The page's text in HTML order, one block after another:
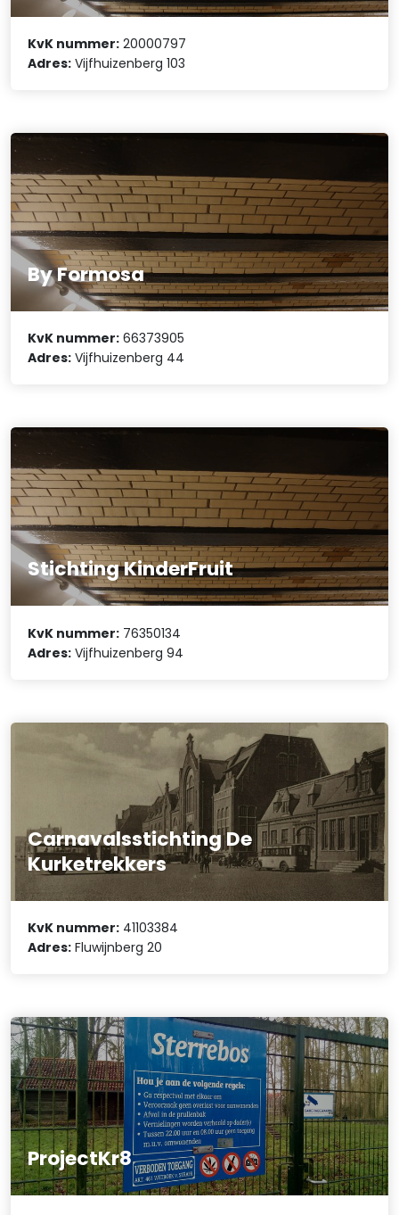
KvK nummer: 20000797
Adres: Vijfhuizenberg 103
By Formosa
KvK nummer: 66373905
Adres: Vijfhuizenberg 44
Stichting KinderFruit
KvK nummer: 76350134
Adres: Vijfhuizenberg 94
Carnavalsstichting De
Kurketrekkers
KvK nummer: 41103384
Adres: Fluwijnberg 20
ProjectKr8